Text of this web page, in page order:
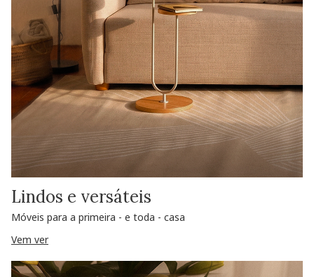
Lindos e versáteis
Móveis para a primeira - e toda - casa
Vem ver